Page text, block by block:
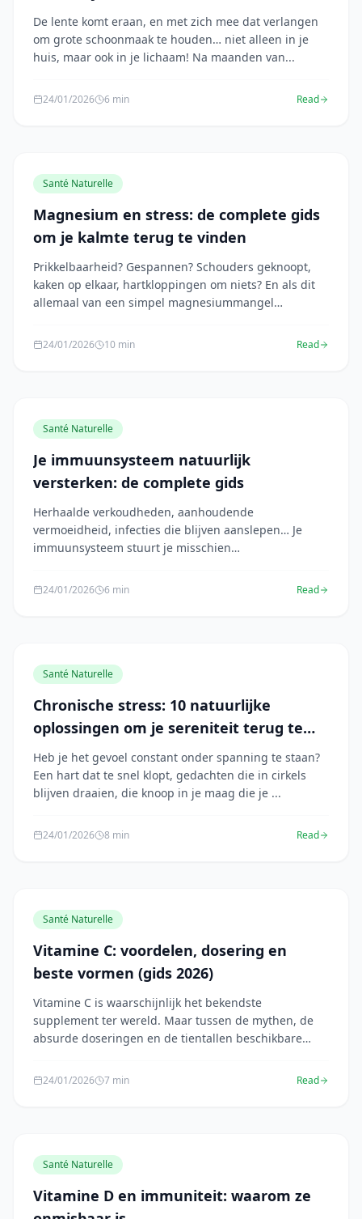
De lente komt eraan, en met zich mee dat verlangen
om grote schoonmaak te houden… niet alleen in je
huis, maar ook in je lichaam! Na maanden van...
24/01/2026 6 min Read
Santé Naturelle
Magnesium en stress: de complete gids
om je kalmte terug te vinden
Prikkelbaarheid? Gespannen? Schouders geknoopt,
kaken op elkaar, hartkloppingen om niets? En als dit
allemaal van een simpel magnesiummangel
24/01/2026 10 min Read
Santé Naturelle
Je immuunsysteem natuurlijk
versterken: de complete gids
Herhaalde verkoudheden, aanhoudende
vermoeidheid, infecties die blijven aanslepen… Je
immuunsysteem stuurt je misschien
24/01/2026 6 min Read
Santé Naturelle
Chronische stress: 10 natuurlijke
oplossingen om je sereniteit terug te
vinden
Heb je het gevoel constant onder spanning te staan?
Een hart dat te snel klopt, gedachten die in cirkels
blijven draaien, die knoop in je maag die je ...
24/01/2026 8 min Read
Santé Naturelle
Vitamine C: voordelen, dosering en
beste vormen (gids 2026)
Vitamine C is waarschijnlijk het bekendste
supplement ter wereld. Maar tussen de mythen, de
absurde doseringen en de tientallen beschikbare
24/01/2026 7 min Read
Santé Naturelle
Vitamine D en immuniteit: waarom ze